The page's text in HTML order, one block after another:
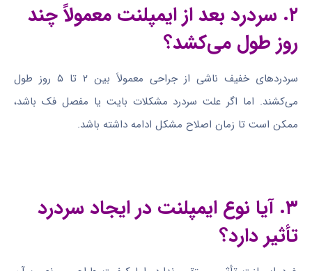
۲. سردرد بعد از ایمپلنت معمولاً چند
روز طول می‌کشد؟
سردردهای خفیف ناشی از جراحی معمولاً بین ۲ تا ۵ روز طول
می‌کشند. اما اگر علت سردرد مشکلات بایت یا مفصل فک باشد،
ممکن است تا زمان اصلاح مشکل ادامه داشته باشد.
۳. آیا نوع ایمپلنت در ایجاد سردرد
تأثیر دارد؟